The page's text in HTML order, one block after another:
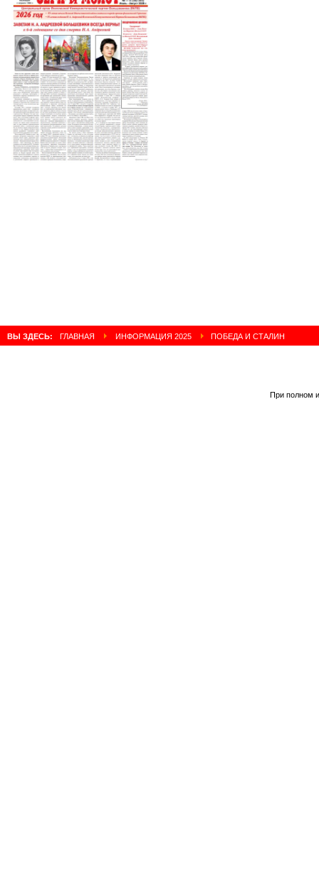
ВЫ ЗДЕСЬ: ГЛАВНАЯ ИНФОРМАЦИЯ 2025 ПОБЕДА И СТАЛИН
При полном